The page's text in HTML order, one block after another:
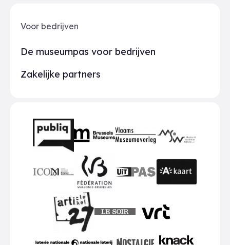
Voor bedrijven
De museumpas voor bedrijven
Zakelijke partners
Partners
FWB
Art 27